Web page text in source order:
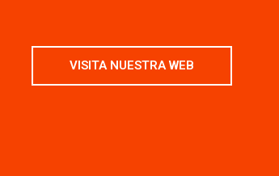
VISITA NUESTRA WEB